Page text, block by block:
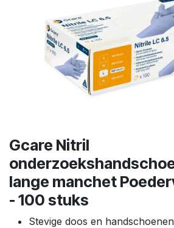
Gcare Nitril
lange manchet
- 100 stuks
Stevige doos en